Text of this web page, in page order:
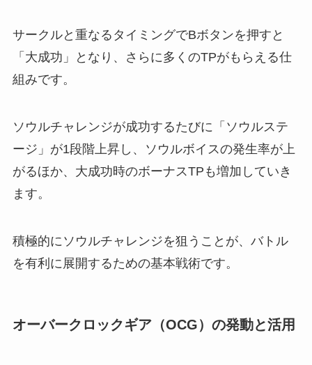
サークルと重なるタイミングでBボタンを押すと
「大成功」となり、さらに多くのTPがもらえる仕
組みです。
ソウルチャレンジが成功するたびに「ソウルステ
ージ」が1段階上昇し、ソウルボイスの発生率が上
がるほか、大成功時のボーナスTPも増加していき
ます。
積極的にソウルチャレンジを狙うことが、バトル
を有利に展開するための基本戦術です。
オーバークロックギア（OCG）の発動と活用